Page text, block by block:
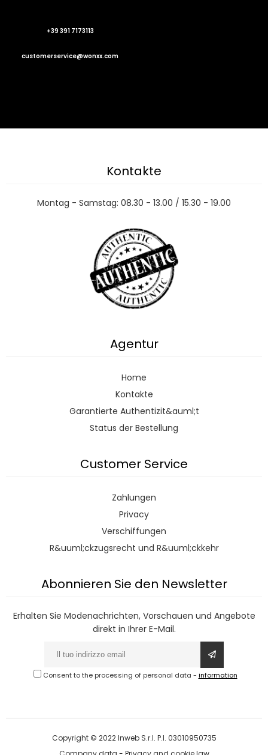
+39 391 7173113
customerservice@wonxx.com
Kontakte
Montag - Samstag: 08.30 - 13.00 / 15.30 - 19.00
Agentur
Home
Kontakte
Garantierte Authentizit&auml;t
Status der Bestellung
Customer Service
Zahlungen
Privacy
Verschiffungen
R&uuml;ckzugsrecht und R&uuml;ckkehr
Abonnieren Sie den Newsletter
Erhalten Sie Modenachrichten, Vorschauen und Angebote
direkt in Ihrer E-Mail.
Consent to the processing of personal data - information
Copyright © 2022 Inweb S.r.l. P.I. 03010950735